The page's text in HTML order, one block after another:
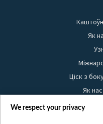
Як
Ціск з
Як
Правілы
We respect your privacy